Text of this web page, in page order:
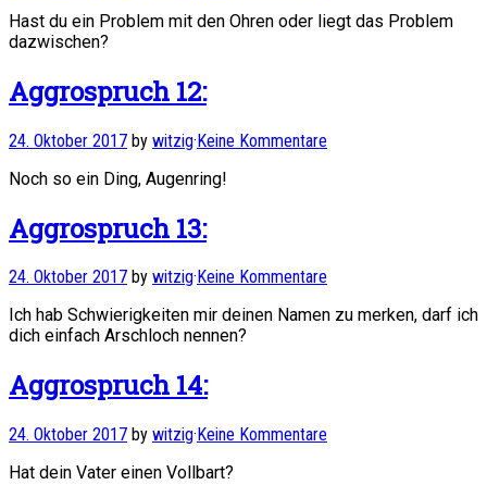
Hast du ein Problem mit den Ohren oder liegt das Problem
dazwischen?
Aggrospruch 12:
24. Oktober 2017 by witzig·Keine Kommentare
Noch so ein Ding, Augenring!
Aggrospruch 13:
24. Oktober 2017 by witzig· Keine Kommentare
Ich hab Schwierigkeiten mir deinen Namen zu merken, darf ich
dich einfach Arschloch nennen?
Aggrospruch 14:
24. Oktober 2017 by witzig· Keine Kommentare
Hat dein Vater einen Vollbart?